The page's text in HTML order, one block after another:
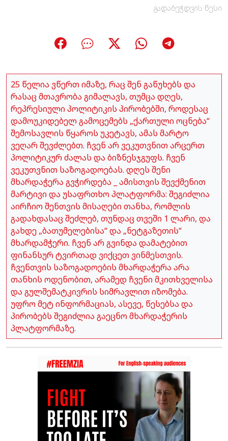
გადაბეჭდვის წესი
25 წელია ვწერთ იმაზე, რაც შენ გაწუხებს და
რასაც მთავრობა გიმალავს, თუმცა დღეს,
რეპრესიული პოლიტიკის პირობებში, როდესაც
დამოუკიდებელ გამოცემებს „ქართული ოცნება“
შემოსავლის წყაროს უკეტავს, ამას მარტო
ვეღარ შევძლებთ. ჩვენ არ ვეკუთვნით არცერთ
პოლიტიკურ ძალას და ბიზნესჯგუფს. ჩვენ
ვეკუთვნით საზოგადოებას. დღეს შენი
მხარდაჭერა გვჭირდება _ ამისთვის შევქმენით
მარტივი და უსაფრთხო პლატფორმა: შეგიძლია
აირჩიო შენთვის მისაღები თანხა, რომლის
გადახდასაც შეძლებ, თუნდაც თვეში 1 ლარი, და
გახდე „ბათუმელებისა“ და „ნეტგაზეთის“
მხარდამჭერი. ჩვენ არ გვინდა დამატებით
ფინანსურ ტვირთად ვიქცეთ ვინმესთვის.
ჩვენთვის საზოგადოების მხარდაჭერა არა
თანხის ოდენობით, არამედ ჩვენი მკითხველისა
და გულშემატკივრის სიმრავლით იზომება.
უფრო მეტ ინფორმაციას, ასევე, წესებსა და
პირობებს შეგიძლია გაეცნო მხარდაჭერის
პლატფორმაზე.